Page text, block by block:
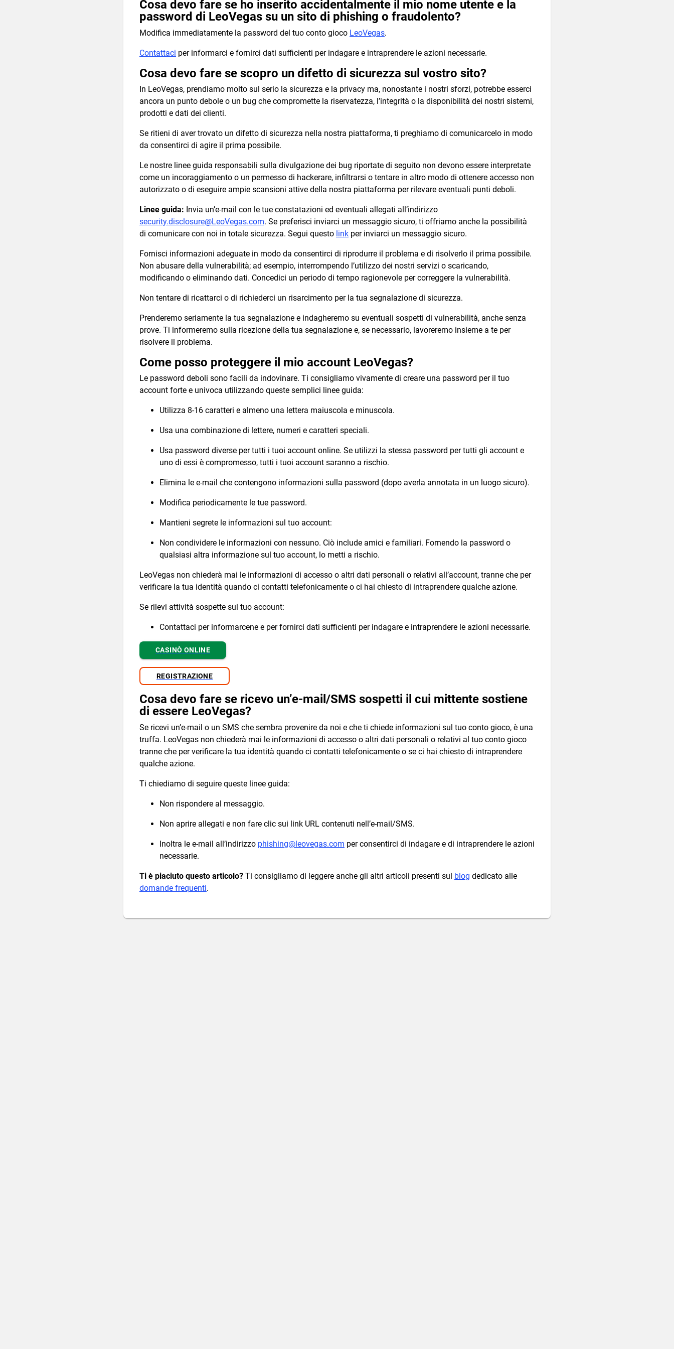
Cosa devo fare se ho inserito accidentalmente il mio nome utente e la
password di LeoVegas su un sito di phishing o fraudolento?
Modifica immediatamente la password del tuo conto gioco LeoVegas.
Contattaci per informarci e fornirci dati sufficienti per indagare e intraprendere le azioni necessarie.
Cosa devo fare se scopro un difetto di sicurezza sul vostro sito?
In LeoVegas, prendiamo molto sul serio la sicurezza e la privacy ma, nonostante i nostri sforzi, potrebbe esserci
ancora un punto debole o un bug che compromette la riservatezza, l’integrità o la disponibilità dei nostri sistemi,
prodotti e dati dei clienti.
Se ritieni di aver trovato un difetto di sicurezza nella nostra piattaforma, ti preghiamo di comunicarcelo in modo
da consentirci di agire il prima possibile.
Le nostre linee guida responsabili sulla divulgazione dei bug riportate di seguito non devono essere interpretate
come un incoraggiamento o un permesso di hackerare, infiltrarsi o tentare in altro modo di ottenere accesso non
autorizzato o di eseguire ampie scansioni attive della nostra piattaforma per rilevare eventuali punti deboli.
Linee guida: Invia un’e-mail con le tue constatazioni ed eventuali allegati all’indirizzo
security.disclosure@LeoVegas.com. Se preferisci inviarci un messaggio sicuro, ti offriamo anche la possibilità
di comunicare con noi in totale sicurezza. Segui questo link per inviarci un messaggio sicuro.
Fornisci informazioni adeguate in modo da consentirci di riprodurre il problema e di risolverlo il prima possibile.
Non abusare della vulnerabilità; ad esempio, interrompendo l’utilizzo dei nostri servizi o scaricando,
modificando o eliminando dati. Concedici un periodo di tempo ragionevole per correggere la vulnerabilità.
Non tentare di ricattarci o di richiederci un risarcimento per la tua segnalazione di sicurezza.
Prenderemo seriamente la tua segnalazione e indagheremo su eventuali sospetti di vulnerabilità, anche senza
prove. Ti informeremo sulla ricezione della tua segnalazione e, se necessario, lavoreremo insieme a te per
risolvere il problema.
Come posso proteggere il mio account LeoVegas?
Le password deboli sono facili da indovinare. Ti consigliamo vivamente di creare una password per il tuo
account forte e univoca utilizzando queste semplici linee guida:
Utilizza 8-16 caratteri e almeno una lettera maiuscola e minuscola.
Usa una combinazione di lettere, numeri e caratteri speciali.
Usa password diverse per tutti i tuoi account online. Se utilizzi la stessa password per tutti gli account e
uno di essi è compromesso, tutti i tuoi account saranno a rischio.
Elimina le e-mail che contengono informazioni sulla password (dopo averla annotata in un luogo sicuro).
Modifica periodicamente le tue password.
Mantieni segrete le informazioni sul tuo account:
Non condividere le informazioni con nessuno. Ciò include amici e familiari. Fornendo la password o
qualsiasi altra informazione sul tuo account, lo metti a rischio.
LeoVegas non chiederà mai le informazioni di accesso o altri dati personali o relativi all’account, tranne che per
verificare la tua identità quando ci contatti telefonicamente o ci hai chiesto di intraprendere qualche azione.
Se rilevi attività sospette sul tuo account:
Contattaci per informarcene e per fornirci dati sufficienti per indagare e intraprendere le azioni necessarie.
CASINÒ ONLINE
REGISTRAZIONE
Cosa devo fare se ricevo un’e-mail/SMS sospetti il cui mittente sostiene
di essere LeoVegas?
Se ricevi un’e-mail o un SMS che sembra provenire da noi e che ti chiede informazioni sul tuo conto gioco, è una
truffa. LeoVegas non chiederà mai le informazioni di accesso o altri dati personali o relativi al tuo conto gioco
tranne che per verificare la tua identità quando ci contatti telefonicamente o se ci hai chiesto di intraprendere
qualche azione.
Ti chiediamo di seguire queste linee guida:
Non rispondere al messaggio.
Non aprire allegati e non fare clic sui link URL contenuti nell’e-mail/SMS.
Inoltra le e-mail all’indirizzo phishing@leovegas.com per consentirci di indagare e di intraprendere le azioni
necessarie.
Ti è piaciuto questo articolo? Ti consigliamo di leggere anche gli altri articoli presenti sul blog dedicato alle
domande frequenti.